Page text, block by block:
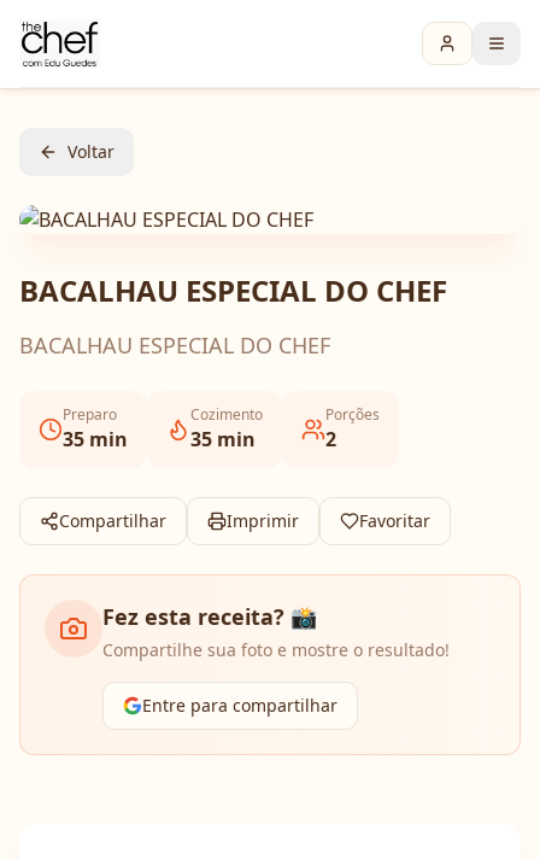
Voltar
BACALHAU ESPECIAL DO CHEF
BACALHAU ESPECIAL DO CHEF
Preparo
35 min
Cozimento
35 min
Porções
2
Compartilhar Imprimir Favoritar
Fez esta receita? 📸
Compartilhe sua foto e mostre o resultado!
Entre para compartilhar